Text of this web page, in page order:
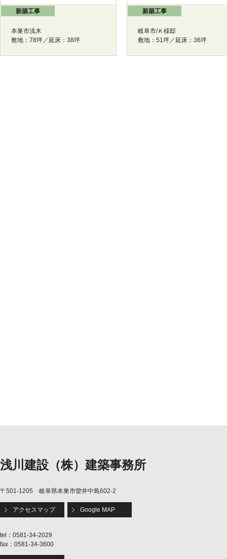
新築工事
本巣市浅木
敷地：78坪／延床：38坪
新築工事
岐阜市/Ｋ様邸
敷地：51坪／延床：36坪
浅川建設（株）建築事務所
〒501-1205 岐阜県本巣市曽井中島602-2
アクセスマップ Google MAP
tel：0581-34-2029
fax：0581-34-3600